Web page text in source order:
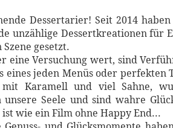
Dessertarier! Seit 2014
unzählige Dessertkreationen für
gesetzt.
eine Versuchung wert, sind
eines jeden Menüs oder perfekten
mit Karamell und viel Sahne,
unsere Seele und sind wahre
ist wie ein Film ohne Happy End...